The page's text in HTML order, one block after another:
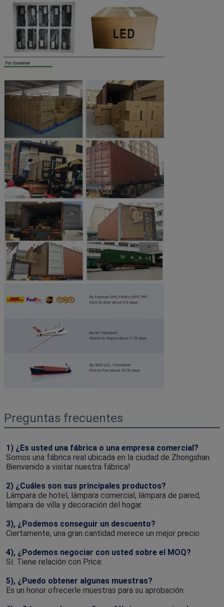
Preguntas frecuentes
1) ¿Es usted una fábrica o una empresa comercial?
Somos una fábrica real ubicada en la ciudad de Zhongshan.
Bienvenido a visitar nuestra fábrica!
2) ¿Cuáles son sus principales productos?
Lámpara de hotel, lámpara comercial, lámpara de pared,
lámpara de villa y decoración del hogar.
3), ¿Podemos conseguir un descuento?
Ciertamente, una gran cantidad merece un mejor precio.
4), ¿Podemos negociar con usted sobre el MOQ?
Sí. Tiene relación con Price.
5), ¿Puedo obtener algunas muestras?
Es un honor ofrecerle muestras para su aprobación.